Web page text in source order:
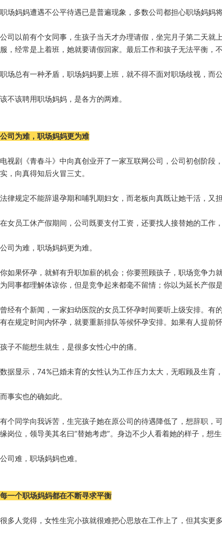
职场妈妈遭遇不公平待遇已是普遍现象，多数公司都担心职场妈妈
公司以前有个女同事，生孩子当天才办理请假，坐完月子第二天
服，经常是上着班，她就要请假回家。最后工作和孩子无法平衡，
职场总有一种矛盾，职场妈妈要上班，就不得不面对职场歧视，而
该不该聘用职场妈妈，是各方的两难。
公司为难，职场妈妈更为难
电视剧《青春斗》中向真创业开了一家互联网公司，公司初创阶
实，向真得知后火冒三丈。
法律规定不能辞退孕期和哺乳期妇女，而老板向真既让她干活，又
在女员工休产假期间，公司既要支付工资，还要找人接替她的工作
公司为难，职场妈妈更为难。
你如果怀孕，就鲜有升职加薪的机会；你要照顾孩子，职场竞争
为同事都理解体谅你，但是竞争起来都毫不留情；你以为延长产假
曾经有个新闻，一家妇幼医院的女员工怀孕时间要听上级安排。
有在规定时间内怀孕，就要重新排队等候怀孕安排。如果有人提前
孩子不能想生就生，是很多女性心中的痛。
数据显示，74%已婚未育的女性认为工作压力太大，无暇顾及生育
而事实也的确如此。
有个同学向我诉苦，生完孩子她在原公司的待遇降低了，想辞职
缘岗位，领导美其名曰“替她考虑”。身边不少人看着她的样子，想
公司难，职场妈妈也难。
每一个职场妈妈都在不断寻求平衡
很多人觉得，女性生完小孩就很难把心思放在工作上了，但其实